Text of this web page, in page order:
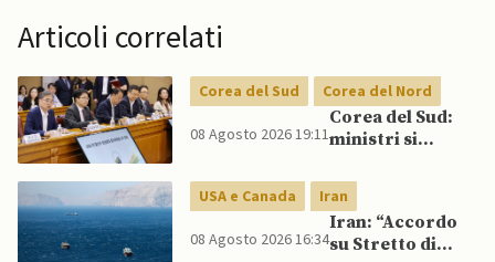
Articoli correlati
Corea del Sud Corea del Nord
08 Agosto 2026 19:11
Corea del Sud:
ministri si
pubblicamente
su politica con il
Nord, mentre
Lee spinge per
USA e Canada Iran
08 Agosto 2026 16:34
Iran: “Accordo
su Stretto di